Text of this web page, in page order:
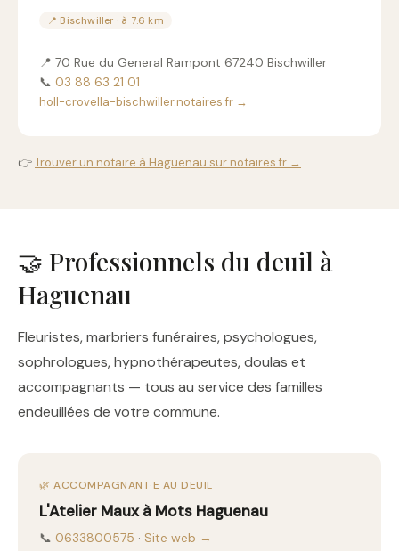
📍 Bischwiller · à 7.6 km
📍 70 Rue du General Rampont 67240 Bischwiller
📞 03 88 63 21 01
holl-crovella-bischwiller.notaires.fr →
👉Trouver un notaire à Haguenau sur notaires.fr →
🤝 Professionnels du deuil à
Haguenau
Fleuristes, marbriers funéraires, psychologues,
sophrologues, hypnothérapeutes, doulas et
accompagnants — tous au service des familles
endeuillées de votre commune.
🌿 ACCOMPAGNANT·E AU DEUIL
L'Atelier Maux à Mots Haguenau
📞 0633800575 · Site web →